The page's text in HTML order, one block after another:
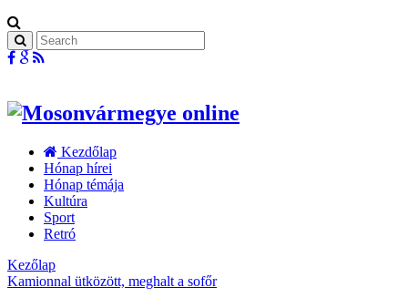
Kezdőlap
Hónap hírei
Hónap témája
Kultúra
Sport
Retró
Kezőlap
Kamionnal ütközött, meghalt a sofőr